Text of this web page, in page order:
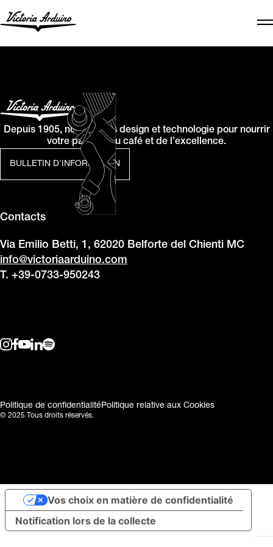
BULLETIN D'INFORMATION
Depuis 1905, nous allions design et technologie pour nourrir
votre passion du café et de l’excellence.
Contacts
Via Emilio Betti, 1, 62020 Belforte del Chienti MC
info@victoriaarduino.com
T. +39-0733-950243
© 2025 Tous droits réservés.
Politique de confidentialitéPolitique relative aux Cookies
Notification lors de la collecte
Vos choix en matière de confidentialité